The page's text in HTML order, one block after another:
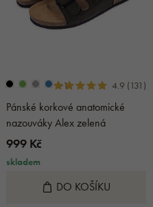
+1 4.9 (131)
Pánské korkové anatomické
nazouváky Alex zelená
999 Kč
skladem
DO KOŠÍKU